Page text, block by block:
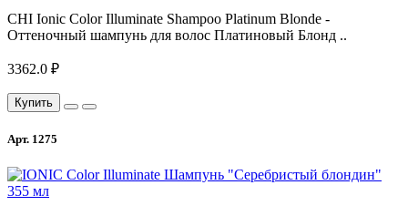
CHI Ionic Color Illuminate Shampoo Platinum Blonde -
Оттеночный шампунь для волос Платиновый Блонд ..
3362.0 ₽
Купить
Арт. 1275